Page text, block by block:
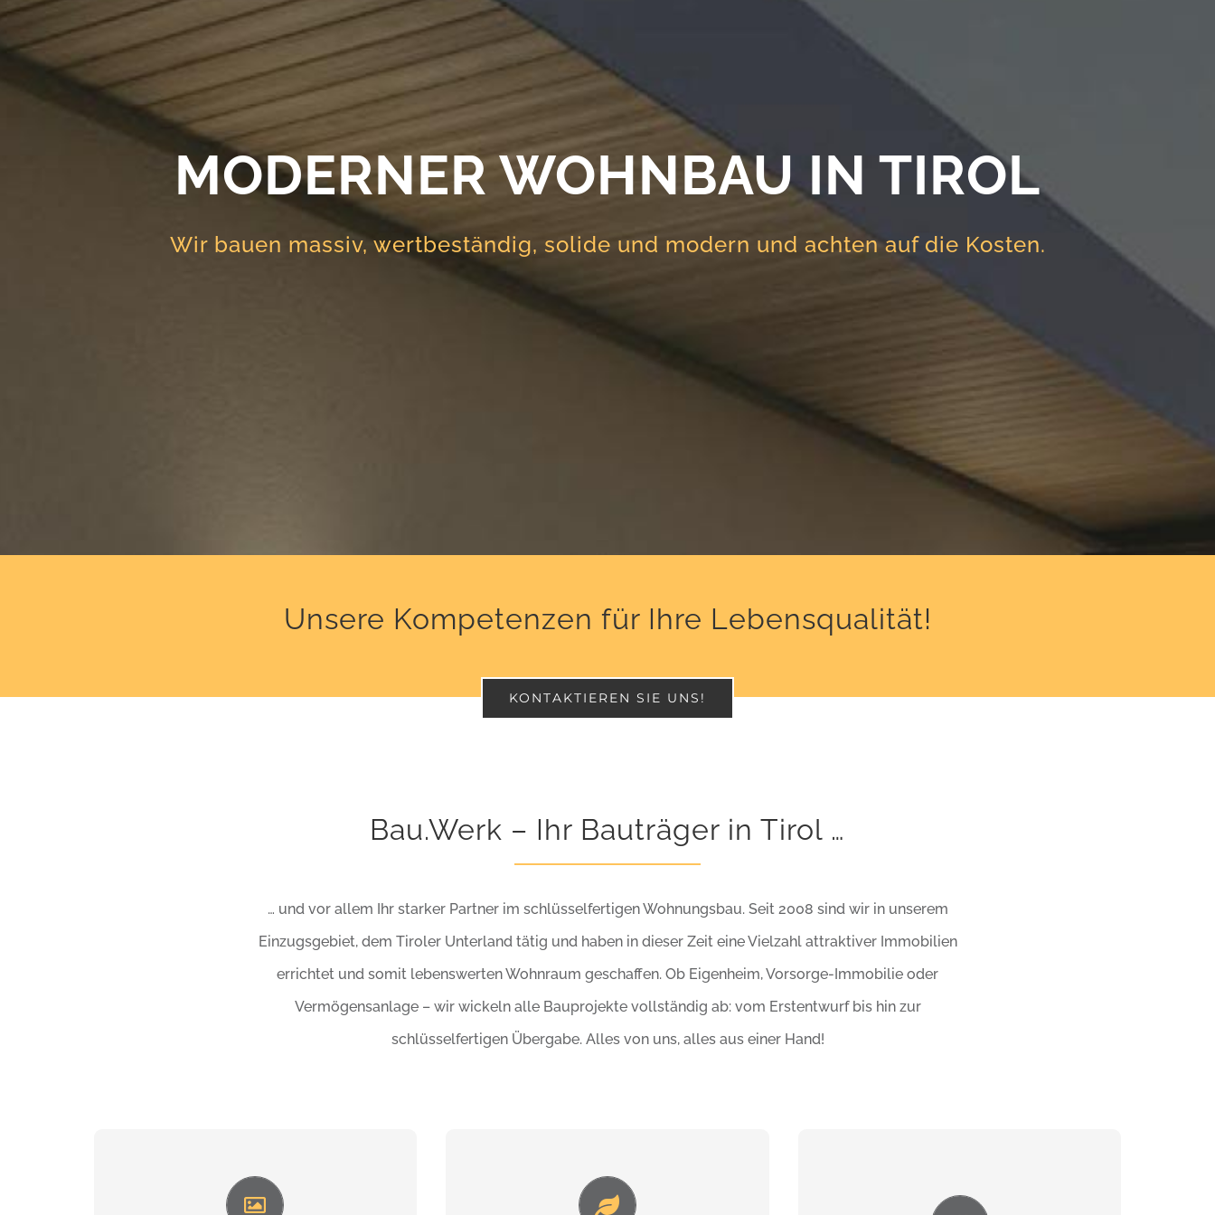
MODERNER WOHNBAU IN TIROL
Wir bauen massiv, wertbeständig, solide und modern und achten auf die Kosten.
Unsere Kompetenzen für Ihre Lebensqualität!
KONTAKTIEREN SIE UNS!
Bau.Werk – Ihr Bauträger in Tirol …
… und vor allem Ihr starker Partner im schlüsselfertigen Wohnungsbau. Seit 2008 sind wir in unserem
Einzugsgebiet, dem Tiroler Unterland tätig und haben in dieser Zeit eine Vielzahl attraktiver Immobilien
errichtet und somit lebenswerten Wohnraum geschaffen. Ob Eigenheim, Vorsorge-Immobilie oder
Vermögensanlage – wir wickeln alle Bauprojekte vollständig ab: vom Erstentwurf bis hin zur
schlüsselfertigen Übergabe. Alles von uns, alles aus einer Hand!
die Grundstücke sehr sorgfältig aus. Wir
und modern und achten auf die Kosten.
durchdachte Grundrisse mit hellen,